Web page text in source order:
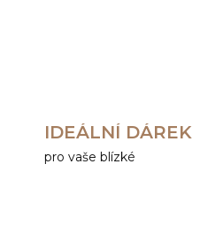
IDEÁLNÍ DÁREK
pro vaše blízké